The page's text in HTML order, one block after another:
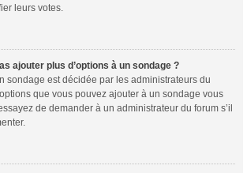
leurs votes.
ajouter plus d’options à un sondage ?
sondage est décidée par les administrateurs du
que vous pouvez ajouter à un sondage vous
de demander à un administrateur du forum s’il